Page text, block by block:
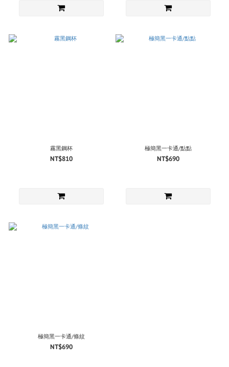
霧黑鋼杯
NT$810
極簡黑一卡通/點點
NT$690
極簡黑一卡通/條紋
NT$690